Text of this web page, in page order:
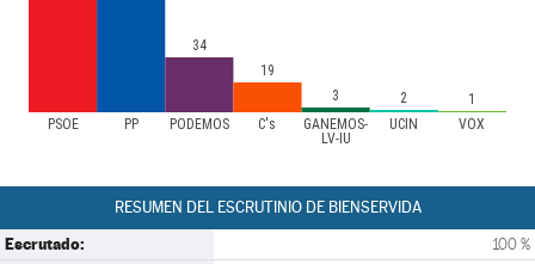
PSOE PP PODEMOS C's
GANEMOS-
LV-IU
UCIN VOX
34
19
3
2 1
RESUMEN DEL ESCRUTINIO DE BIENSERVIDA
Escrutado: 100 %